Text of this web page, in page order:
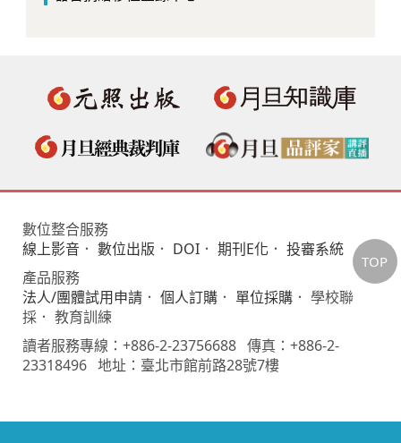
數位整合服務
線上影音 ． 數位出版 ． DOI ． 期刊E化 ． 投審系統
產品服務
法人/團體試用申請 ． 個人訂購 ． 單位採購 ． 學校聯
採． 教育訓練
讀者服務專線：+886-2-23756688 傳真：+886-2-
23318496 地址：臺北市館前路28號7樓
TOP